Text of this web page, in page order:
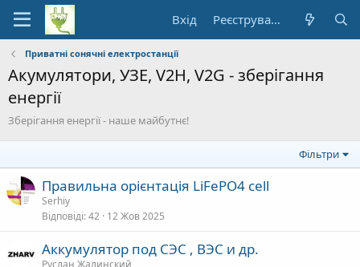
Вхід Реєстрування
Приватні сонячні електростанції
Акумулятори, УЗЕ, V2H, V2G - зберігання
енергії
Зберігання енергії - наше майбутнє!
Фільтри
Правильна орієнтація LiFePO4 cell
Serhiy
Відповіді 42 12 Жов 2025
Аккумулятор под СЭС , ВЭС и др.
Руслан Жалинский